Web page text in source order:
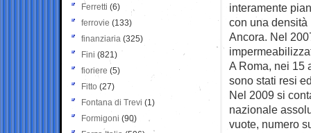
interamente
con una
Ancora. Nel
A Roma, nei 15
sono stati resi
Nel 2009 si
nazionale
vuote, numero
Ferretti (6)
ferrovie (133)
finanziaria (325)
Fini (821)
fioriere (5)
Fitto (27)
Fontana di Trevi (1)
Formigoni (90)